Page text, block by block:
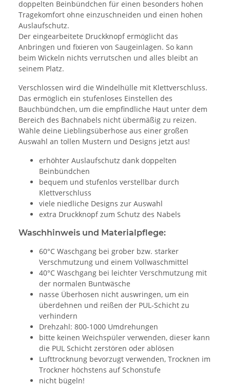
doppelten Beinbündchen für einen besonders hohen
Tragekomfort ohne einzuschneiden und einen hohen
Auslaufschutz.
Der eingearbeitete Druckknopf ermöglicht das
Anbringen und fixieren von Saugeinlagen. So kann
beim Wickeln nichts verrutschen und alles bleibt an
seinem Platz.
Verschlossen wird die Windelhülle mit Klettverschluss.
Das ermöglich ein stufenloses Einstellen des
Bauchbündchen, um die empfindliche Haut unter dem
Bereich des Bachnabels nicht übermäßig zu reizen.
Wähle deine Lieblingsüberhose aus einer großen
Auswahl an tollen Mustern und Designs jetzt aus!
erhöhter Auslaufschutz dank doppelten
Beinbündchen
bequem und stufenlos verstellbar durch
Klettverschluss
viele niedliche Designs zur Auswahl
extra Druckknopf zum Schutz des Nabels
Waschhinweis und Materialpflege:
60°C Waschgang bei grober bzw. starker
Verschmutzung und einem Vollwaschmittel
40°C Waschgang bei leichter Verschmutzung mit
der normalen Buntwäsche
nasse Überhosen nicht auswringen, um ein
überdehnen und reißen der PUL-Schicht zu
verhindern
Drehzahl: 800-1000 Umdrehungen
bitte keinen Weichspüler verwenden, dieser kann
die PUL Schicht zerstören oder ablösen
Lufttrocknung bevorzugt verwenden, Trocknen im
Trockner höchstens auf Schonstufe
nicht bügeln!